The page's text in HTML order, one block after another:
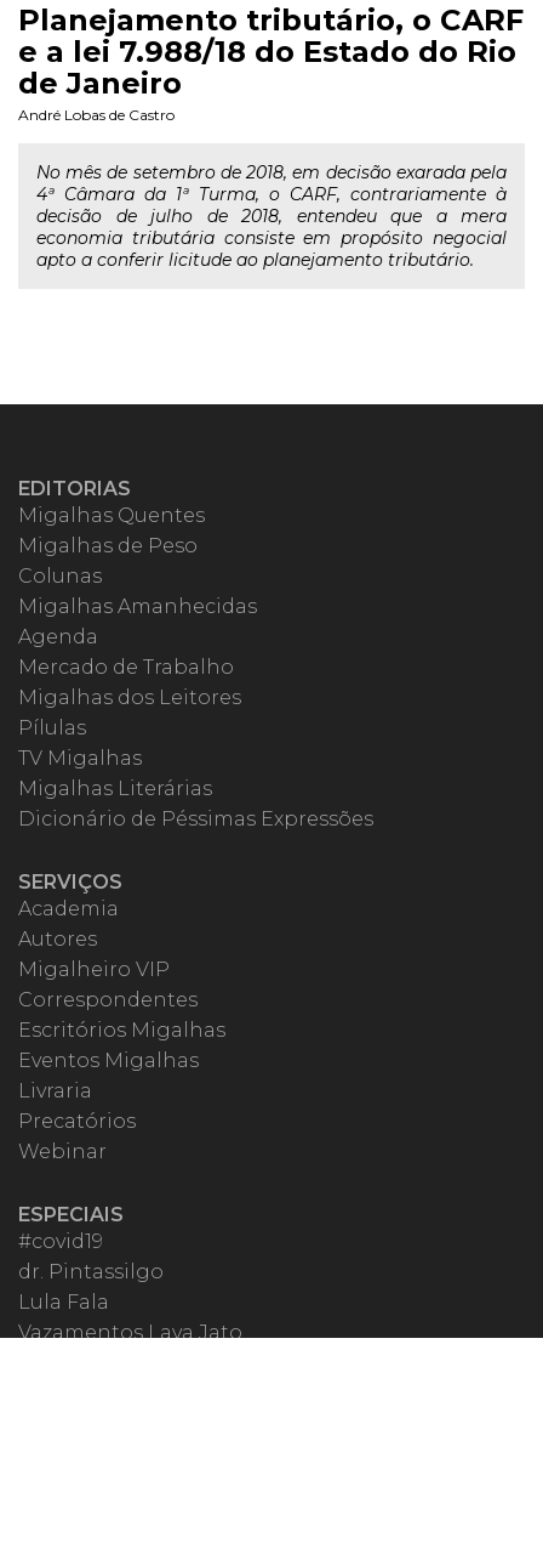
Planejamento tributário, o CARF
e a lei 7.988/18 do Estado do Rio
de Janeiro
André Lobas de Castro
No mês de setembro de 2018, em decisão exarada pela
4ª Câmara da 1ª Turma, o CARF, contrariamente à
decisão de julho de 2018, entendeu que a mera
economia tributária consiste em propósito negocial
apto a conferir licitude ao planejamento tributário.
EDITORIAS
Migalhas Quentes
Migalhas de Peso
Colunas
Migalhas Amanhecidas
Agenda
Mercado de Trabalho
Migalhas dos Leitores
Pílulas
TV Migalhas
Migalhas Literárias
Dicionário de Péssimas Expressões
SERVIÇOS
Academia
Autores
Migalheiro VIP
Correspondentes
Escritórios Migalhas
Eventos Migalhas
Livraria
Precatórios
Webinar
ESPECIAIS
#covid19
dr. Pintassilgo
Lula Fala
Vazamentos Lava Jato